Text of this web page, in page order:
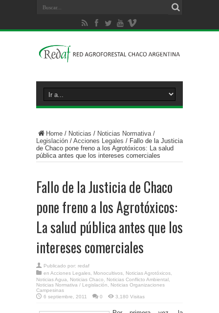
Home / Noticias / Noticias Normativa /
Legislación / Acciones Legales / Fallo de la Justicia
de Chaco pone freno a los Agrotóxicos: La salud
pública antes que los intereses comerciales
Fallo de la Justicia de Chaco
pone freno a los Agrotóxicos:
La salud pública antes que los
intereses comerciales
Publicado por: redaf
en Acciones Legales Monocultivos Noticias Agrotóxicos
Noticias Agua
Noticias Chaco Noticias Conflicto Ambiental
Noticias Normativa / Legislación
Noticias Organizaciones
Campesinas
6 septiembre, 2011
0 3,180 Visitas